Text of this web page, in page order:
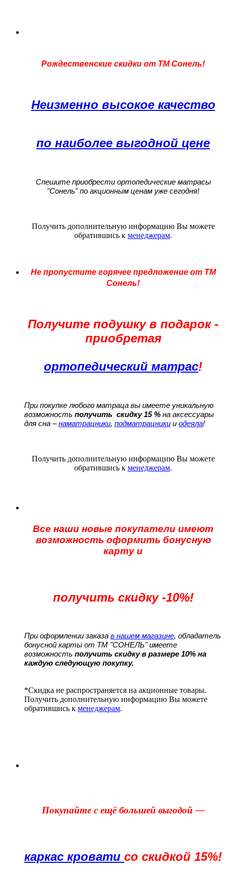
Рождественские скидки от ТМ Сонель!
Неизменно высокое качество
по наиболее выгодной цене
Спешите приобрести ортопедические матрасы
"Сонель" по акционным ценам уже сегодня!
Получить дополнительную информацию Вы можете
обратившись к менеджерам.
Не пропустите горячее предложение от ТМ
Сонель!
Получите подушку в подарок -
приобретая
ортопедический матрас!
При покупке любого матраца вы имеете уникальную
возможность получить скидку 15 % на аксессуары
для сна –наматрацники, подматрацники и одеяла!
Получить дополнительную информацию Вы можете
обратившись к менеджерам.
Все наши новые покупатели имеют
возможность оформить бонусную
карту и
получить скидку -10%!
При оформлении заказа в нашем магазине, обладатель
бонусной карты от ТМ "СОНЕЛЬ" имеете
возможность получить скидку в размере 10% на
каждую следующую покупку.
*Скидка не распространяется на акционные товары.
Получить дополнительную информацию Вы можете
обратившись к менеджерам.
Покупайте с ещё большей выгодой —
каркас кровати со скидкой 15%!